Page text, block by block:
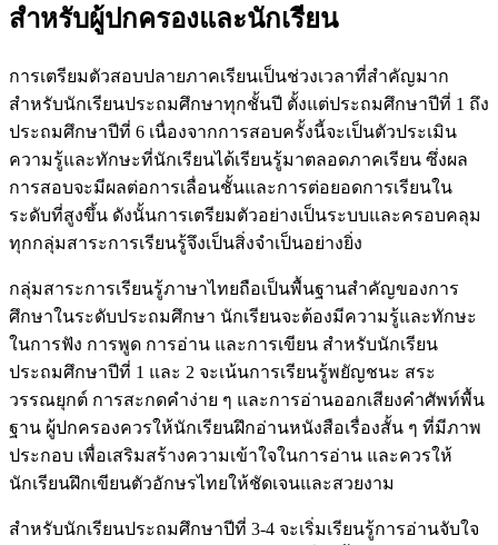
สำหรับผู้ปกครองและนักเรียน
การเตรียมตัวสอบปลายภาคเรียนเป็นช่วงเวลาที่สำคัญมาก
สำหรับนักเรียนประถมศึกษาทุกชั้นปี ตั้งแต่ประถมศึกษาปีที่ 1 ถึง
ประถมศึกษาปีที่ 6 เนื่องจากการสอบครั้งนี้จะเป็นตัวประเมิน
ความรู้และทักษะที่นักเรียนได้เรียนรู้มาตลอดภาคเรียน ซึ่งผล
การสอบจะมีผลต่อการเลื่อนชั้นและการต่อยอดการเรียนใน
ระดับที่สูงขึ้น ดังนั้นการเตรียมตัวอย่างเป็นระบบและครอบคลุม
ทุกกลุ่มสาระการเรียนรู้จึงเป็นสิ่งจำเป็นอย่างยิ่ง
กลุ่มสาระการเรียนรู้ภาษาไทยถือเป็นพื้นฐานสำคัญของการ
ศึกษาในระดับประถมศึกษา นักเรียนจะต้องมีความรู้และทักษะ
ในการฟัง การพูด การอ่าน และการเขียน สำหรับนักเรียน
ประถมศึกษาปีที่ 1 และ 2 จะเน้นการเรียนรู้พยัญชนะ สระ
วรรณยุกต์ การสะกดคำง่าย ๆ และการอ่านออกเสียงคำศัพท์พื้น
ฐาน ผู้ปกครองควรให้นักเรียนฝึกอ่านหนังสือเรื่องสั้น ๆ ที่มีภาพ
ประกอบ เพื่อเสริมสร้างความเข้าใจในการอ่าน และควรให้
นักเรียนฝึกเขียนตัวอักษรไทยให้ชัดเจนและสวยงาม
สำหรับนักเรียนประถมศึกษาปีที่ 3-4 จะเริ่มเรียนรู้การอ่านจับใจ